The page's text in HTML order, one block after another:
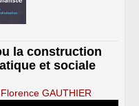
la construction
et sociale
GAUTHIER